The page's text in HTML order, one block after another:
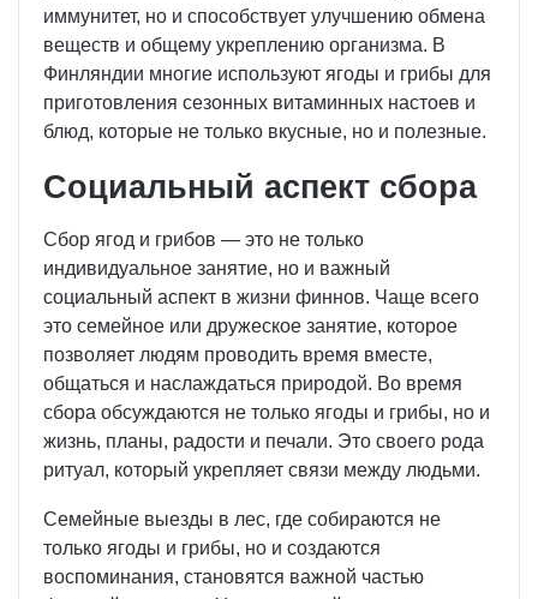
иммунитет, но и способствует улучшению обмена
веществ и общему укреплению организма. В
Финляндии многие используют ягоды и грибы для
приготовления сезонных витаминных настоев и
блюд, которые не только вкусные, но и полезные.
Социальный аспект сбора
Сбор ягод и грибов — это не только
индивидуальное занятие, но и важный
социальный аспект в жизни финнов. Чаще всего
это семейное или дружеское занятие, которое
позволяет людям проводить время вместе,
общаться и наслаждаться природой. Во время
сбора обсуждаются не только ягоды и грибы, но и
жизнь, планы, радости и печали. Это своего рода
ритуал, который укрепляет связи между людьми.
Семейные выезды в лес, где собираются не
только ягоды и грибы, но и создаются
воспоминания, становятся важной частью